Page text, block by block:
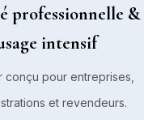
professionnelle &
intensif
conçu pour entreprises,
et revendeurs.